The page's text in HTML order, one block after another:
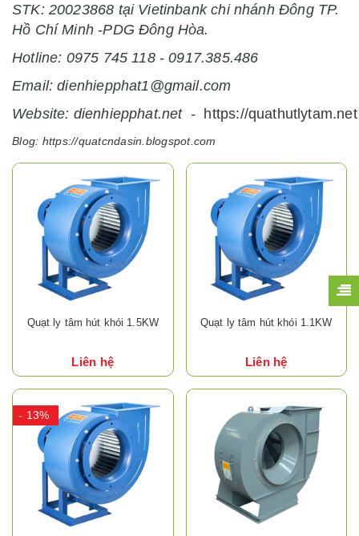
STK: 20023868 tại Vietinbank chi nhánh Đông TP.
Hồ Chí Minh -PDG Đông Hòa.
Hotline: 0975 745 118 - 0917.385.486
Email: dienhiepphat1@gmail.com
Website: dienhiepphat.net - https://quathutlytam.net
Blog: https://quatcndasin.blogspot.com
Quạt ly tâm hút khói 1.5KW
Liên hệ
Quạt ly tâm hút khói 1.1KW
Liên hệ
- 13%